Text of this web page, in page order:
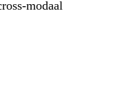
modaal